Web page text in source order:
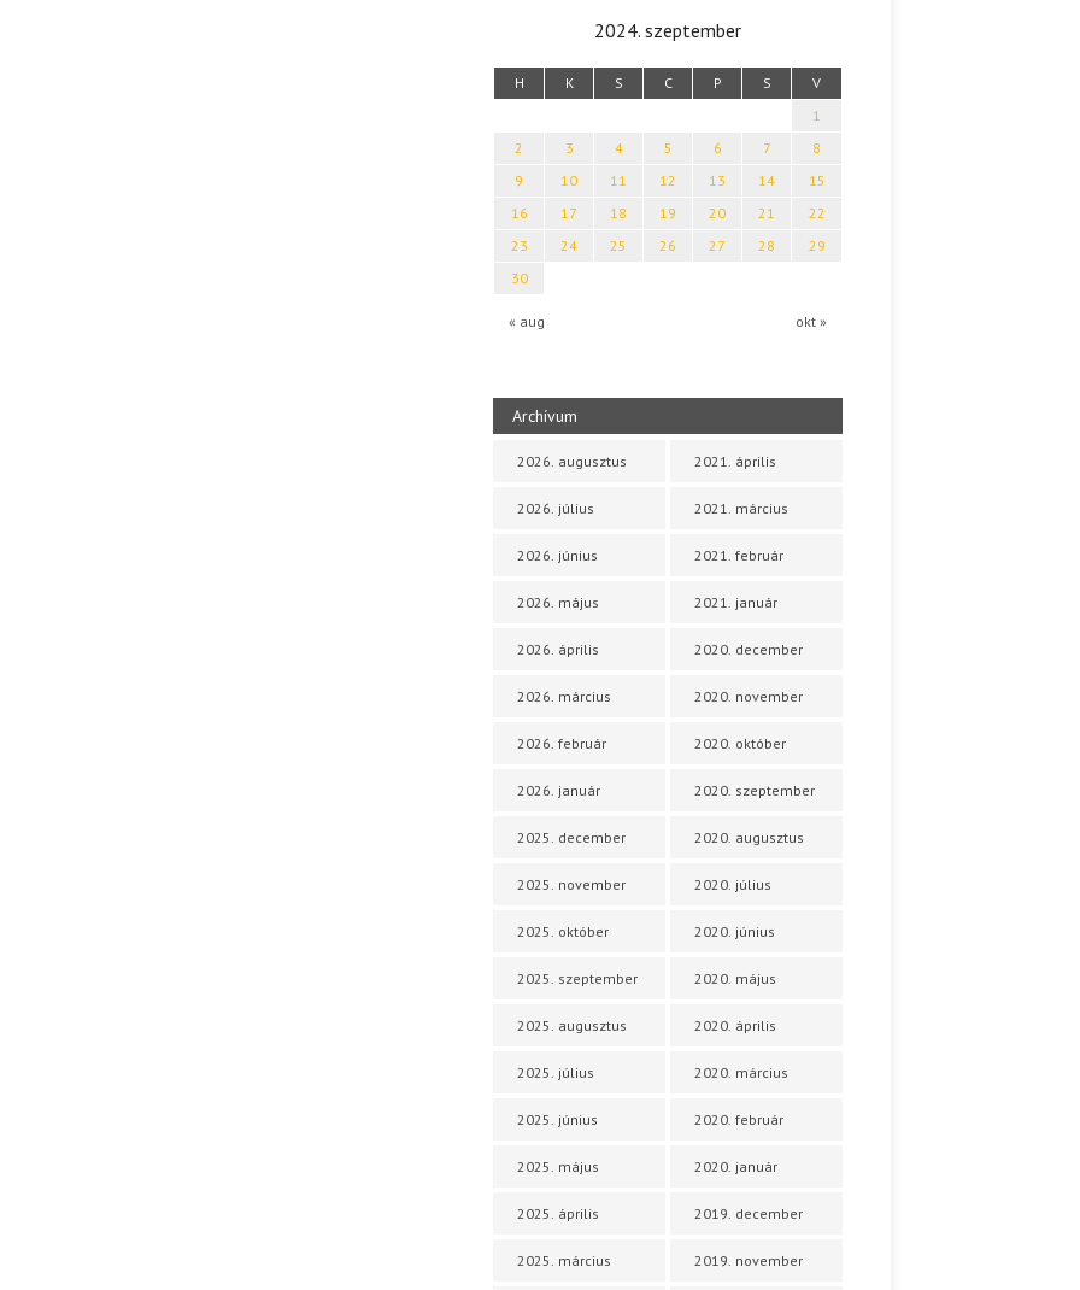
2024. szeptember
H K S C P S V
« aug okt »
1
2
3 4 5 6 7
8
9
10 11 12 13 14
15
16
17 18 19 20 21
22
23
24 25 26 27 28
29
30
Archívum
2026. augusztus
2026. július
2026. június
2026. május
2026. április
2026. március
2026. február
2026. január
2025. december
2025. november
2025. október
2025. szeptember
2025. augusztus
2025. július
2025. június
2025. május
2025. április
2025. március
2021. április
2021. március
2021. február
2021. január
2020. december
2020. november
2020. október
2020. szeptember
2020. augusztus
2020. július
2020. június
2020. május
2020. április
2020. március
2020. február
2020. január
2019. december
2019. november